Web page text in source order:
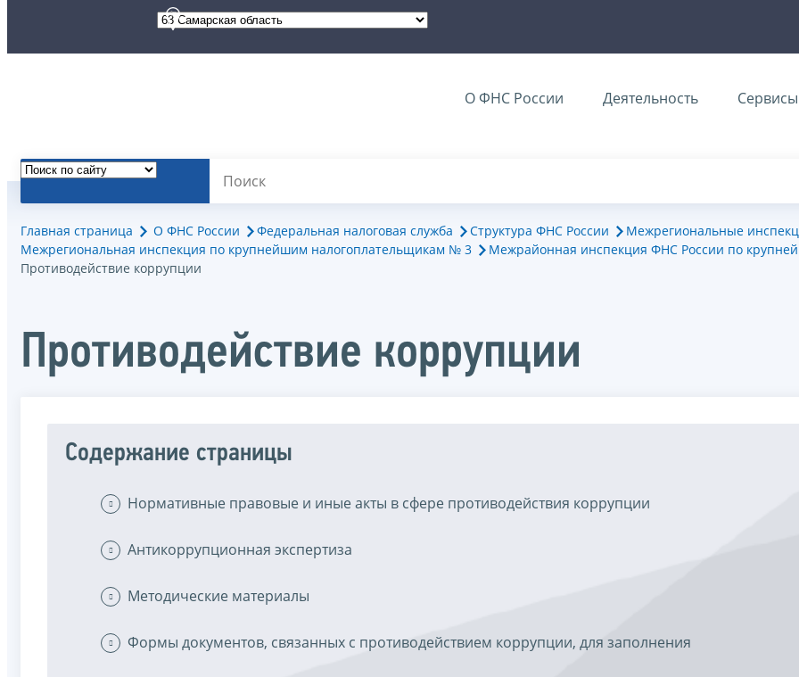
О ФНС России Деятельность Сервисы
Главная страница О ФНС России Федеральная налоговая служба Структура ФНС России
Межрегиональные
Межрегиональная инспекция по крупнейшим налогоплательщикам № 3
Межрайонная инспекция ФНС России по
Противодействие коррупции
Противодействие коррупции
Содержание страницы
Нормативные правовые и иные акты в сфере противодействия коррупции
Антикоррупционная экспертиза
Методические материалы
Формы документов, связанных с противодействием коррупции, для заполнения